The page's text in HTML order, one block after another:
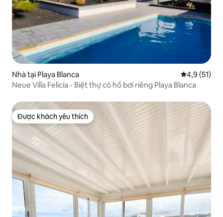
Nhà tại Playa Blanca Xếp hạng
4,9 (51)
Neue Villa Felicia - Biệt thự có hồ bơi riêng Playa Blanca
Được khách yêu thích
Được khách yêu thích